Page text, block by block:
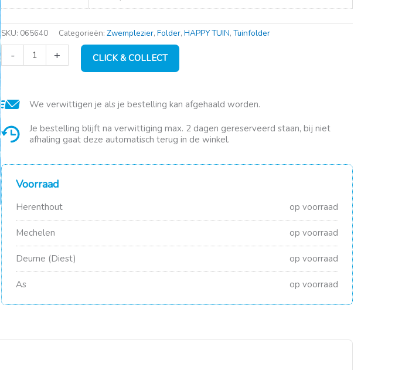
SKU: 065640 Categorieën: Zwemplezier, Folder, HAPPY TUIN, Tuinfolder
-
Lounge
(201x89cm)
+ CLICK & COLLECT
We verwittigen je als je bestelling kan afgehaald worden.
Je bestelling blijft na verwittiging max. 2 dagen gereserveerd staan, bij niet
afhaling gaat deze automatisch terug in de winkel.
Voorraad
Herenthout op voorraad
Mechelen op voorraad
Deurne (Diest) op voorraad
As op voorraad